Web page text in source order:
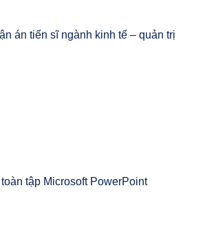
án tiến sĩ ngành kinh tế – quản trị
tập Microsoft PowerPoint